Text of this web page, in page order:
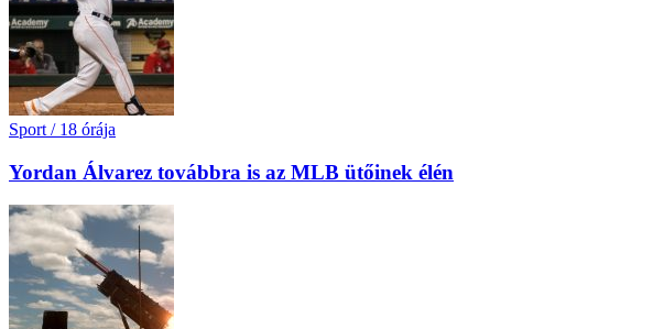
Sport / 18 órája
Yordan Álvarez továbbra is az MLB ütőinek élén